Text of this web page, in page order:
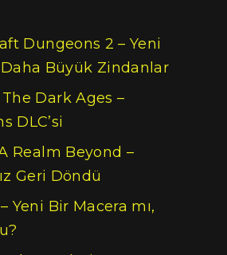
Dungeons 2 – Yeni
Büyük Zindanlar
Dark Ages –
DLC’si
Realm Beyond –
Geri Döndü
Yeni Bir Macera mı,